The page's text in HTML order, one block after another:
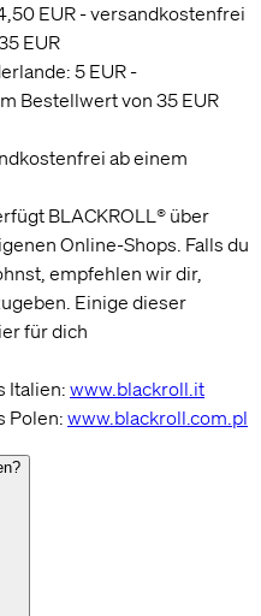
EUR - versandkostenfrei
EUR
5 EUR -
Bestellwert von 35 EUR
ab einem
BLACKROLL® über
Online-Shops. Falls du
empfehlen wir dir,
Einige dieser
für dich
Italien: www.blackroll.it
Polen: www.blackroll.com.pl